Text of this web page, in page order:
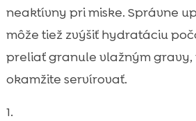
neaktívny pri miske. Správne
môže tiež zvýšiť hydratáciu
preliať granule vlažným gravy,
okamžite servírovať.